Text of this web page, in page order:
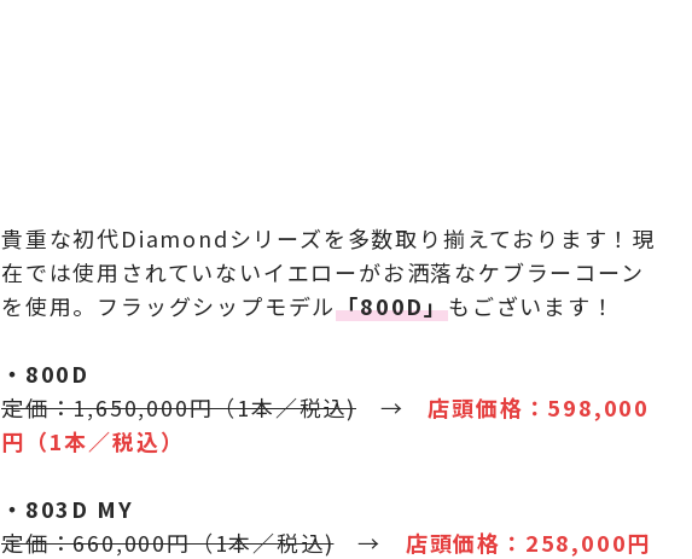
貴重な初代Diamondシリーズを多数取り揃えております！現
在では使用されていないイエローがお洒落なケブラーコーン
を使用。フラッグシップモデル「800D」もございます！
・800D
定価：1,650,000円（1本／税込) → 店頭価格：598,000
円（1本／税込）
・803D MY
定価：660,000円（1本／税込)→ 店頭価格：258,000円